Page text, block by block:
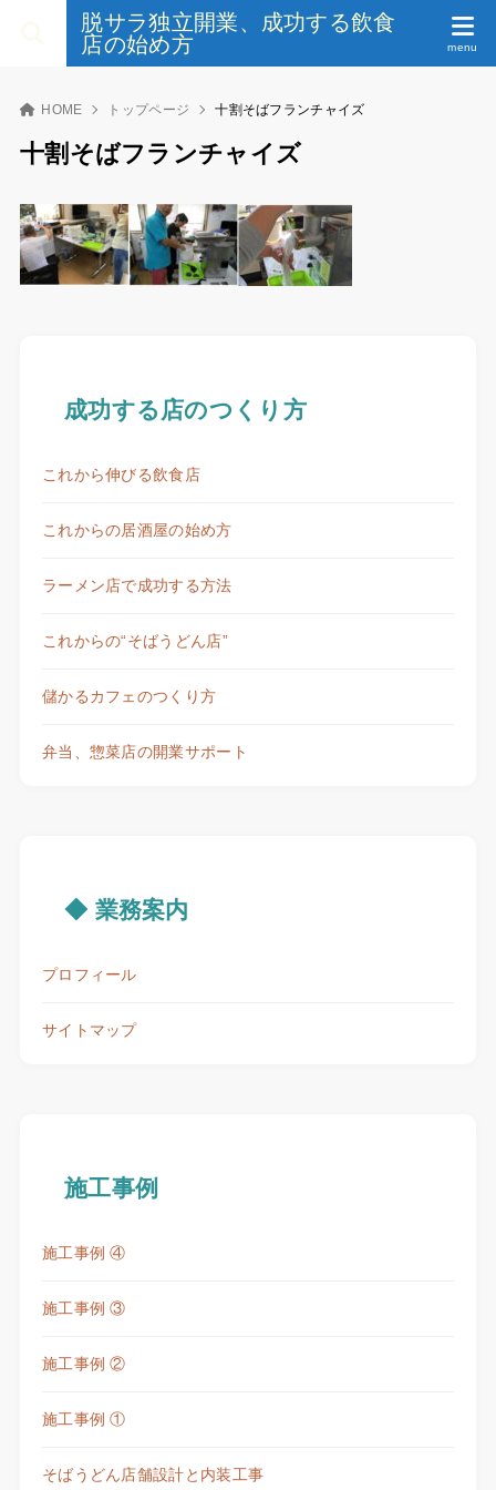
脱サラ独立開業、成功する飲食
店の始め方
HOME トップページ 十割そばフランチャイズ
十割そばフランチャイズ
成功する店のつくり方
これから伸びる飲食店
これからの居酒屋の始め方
ラーメン店で成功する方法
これからの“そばうどん店”
儲かるカフェのつくり方
弁当、惣菜店の開業サポート
◆ 業務案内
プロフィール
サイトマップ
施工事例
施工事例 ④
施工事例 ③
施工事例 ②
施工事例 ①
そばうどん店舗設計と内装工事